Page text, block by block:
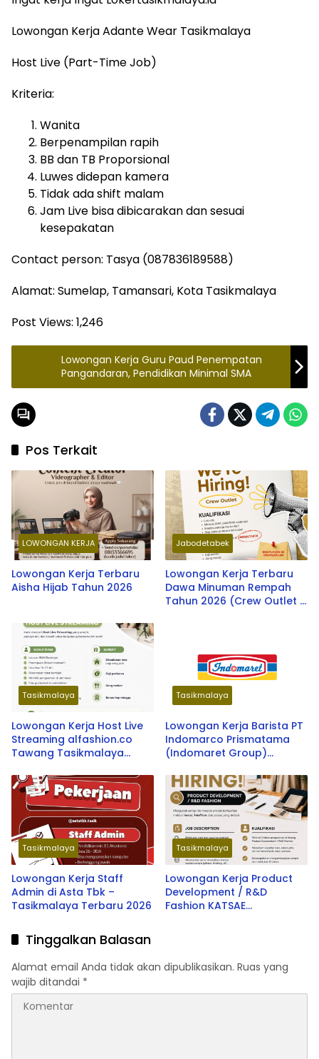
Lowongan Kerja Adante Wear Tasikmalaya
Host Live (Part-Time Job)
Kriteria:
Wanita
Berpenampilan rapih
BB dan TB Proporsional
Luwes didepan kamera
Tidak ada shift malam
Jam Live bisa dibicarakan dan sesuai
kesepakatan
Contact person: Tasya (087836189588)
Alamat: Sumelap, Tamansari, Kota Tasikmalaya
Post Views: 1,246
Lowongan Kerja Guru Paud Penempatan
Pangandaran, Pendidikan Minimal SMA
Pos Terkait
LOWONGAN KERJA
Lowongan Kerja Terbaru
Aisha Hijab Tahun 2026
Jabodetabek
Lowongan Kerja Terbaru
Dawa Minuman Rempah
Tahun 2026 (Crew Outlet –
Tasikmalaya
Lowongan Kerja Host Live
Streaming alfashion.co
Tawang Tasikmalaya
Tasikmalaya
Lowongan Kerja Barista PT
Indomarco Prismatama
(Indomaret Group)
Tasikmalaya dan Kab.
Garut Terbaru 2026
Tasikmalaya
Lowongan Kerja Staff
Admin di Asta Tbk –
Tasikmalaya Terbaru 2026
Tasikmalaya
Lowongan Kerja Product
Development / R&D
Fashion KATSAE
Tinggalkan Balasan
Alamat email Anda tidak akan dipublikasikan. Ruas yang
wajib ditandai *